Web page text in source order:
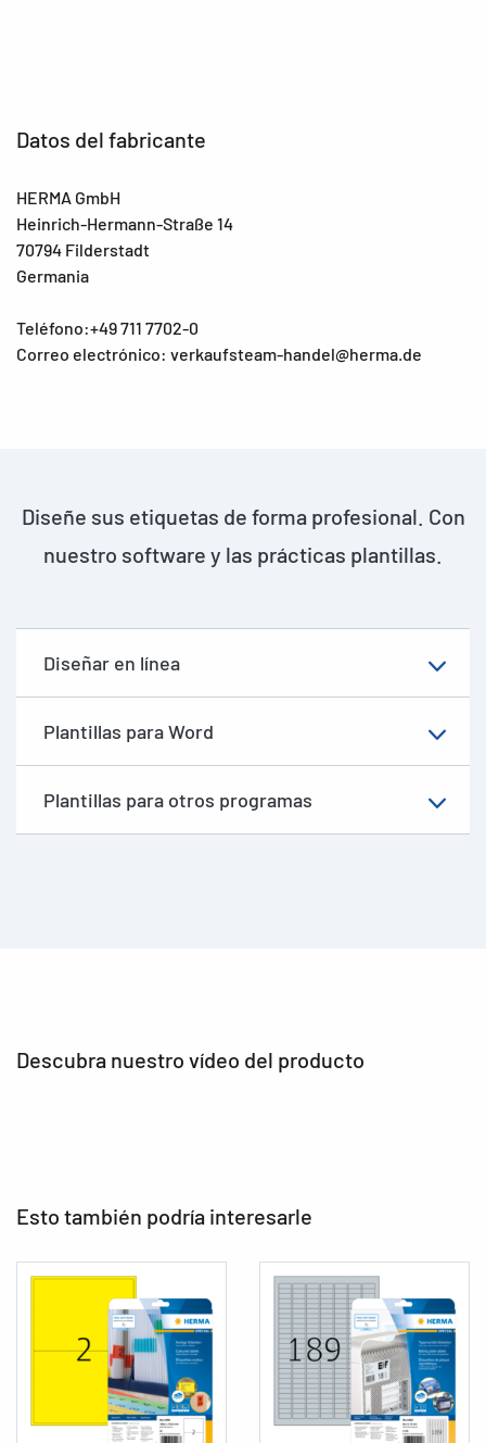
Datos del fabricante
HERMA GmbH
Heinrich-Hermann-Straße 14
70794 Filderstadt
Germania
Teléfono:+49 711 7702-0
Correo electrónico: verkaufsteam-handel@herma.de
Diseñe sus etiquetas de forma profesional. Con
nuestro software y las prácticas plantillas.
Diseñar en línea
Plantillas para Word
Plantillas para otros programas
Descubra nuestro vídeo del producto
Esto también podría interesarle